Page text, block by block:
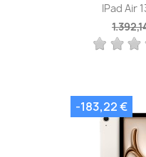
IPad Air
-183,22 €